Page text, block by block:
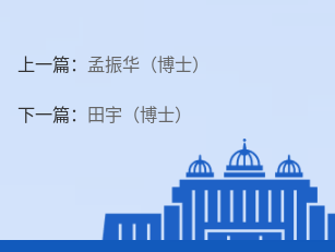
上一篇： 孟振华（博士）
下一篇： 田宇（博士）